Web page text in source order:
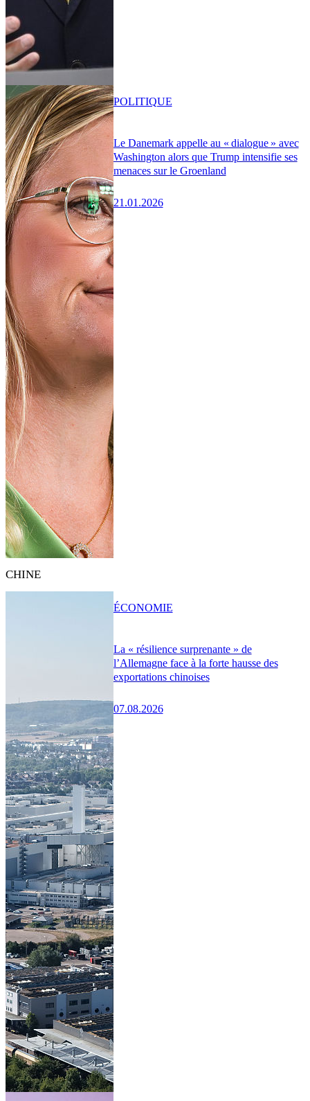
Le Danemark appelle au « dialogue » avec
Washington alors que Trump intensifie ses
menaces sur le Groenland
21.01.2026
POLITIQUE
CHINE
La « résilience surprenante » de
l’Allemagne face à la forte hausse des
exportations chinoises
07.08.2026
ÉCONOMIE